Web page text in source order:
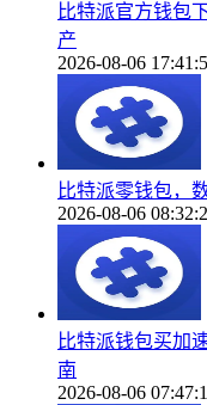
比特派官方钱包
产
2026-08-06
比特派零钱包，
2026-08-06
比特派钱包买加
南
2026-08-06